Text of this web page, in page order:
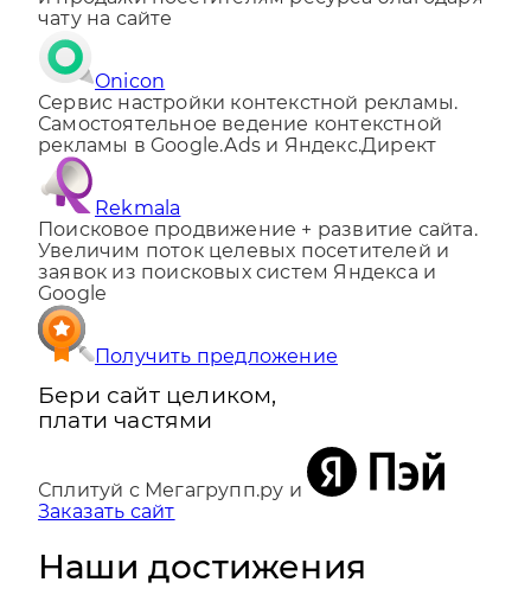
и продажи посетителям ресурса благодаря
чату на сайте
Onicon
Сервис настройки контекстной рекламы.
Самостоятельное ведение контекстной
рекламы в Google.Ads и Яндекс.Директ
Rekmala
Поисковое продвижение + развитие сайта.
Увеличим поток целевых посетителей и
заявок из поисковых систем Яндекса и
Google
Бери сайт целиком,
Сплитуй с Мегагрупп.ру и